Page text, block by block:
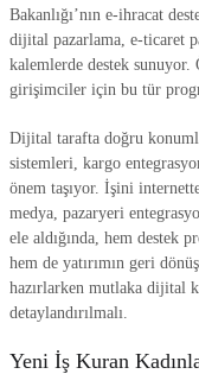
Bakanlığı’nın e-ihracat
dijital pazarlama, e-ticaret
kalemlerde destek sunuyor.
girişimciler için bu tür
Dijital tarafta doğru
sistemleri, kargo
önem taşıyor. İşini
medya, pazaryeri
ele aldığında, hem destek
hem de yatırımın geri
hazırlarken mutlaka dijital
detaylandırılmalı.
Yeni İş Kuran